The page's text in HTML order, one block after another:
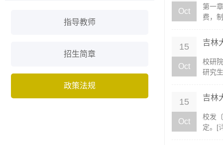
指导教师
招生简章
政策法规
Oct
第一
费，
15
Oct
吉林
校研
研究
15
Oct
吉林
校发
定。[